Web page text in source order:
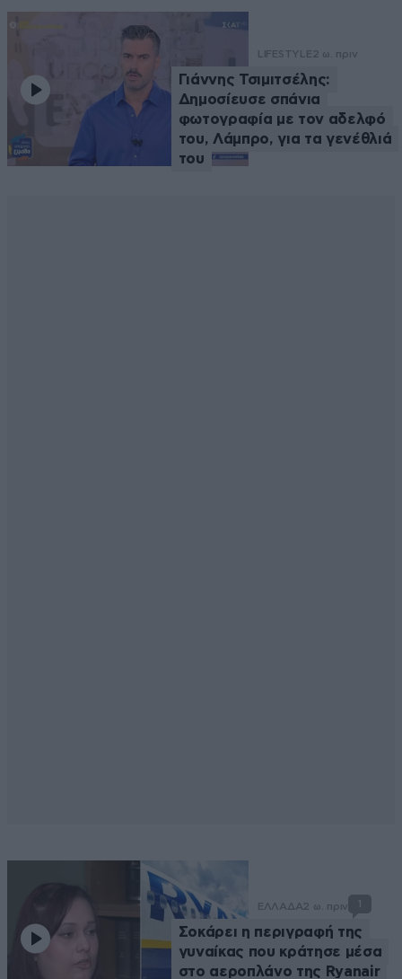
LIFESTYLE 2 ω. πριν
Γιάννης Τσιμιτσέλης:
Δημοσίευσε σπάνια
φωτογραφία με τον αδελφό
του, Λάμπρο, για τα γενέθλιά
του
ΕΛΛΑΔΑ2 ω. πριν 1
Σοκάρει η περιγραφή της
γυναίκας που κράτησε μέσα
στο αεροπλάνο της Ryanair